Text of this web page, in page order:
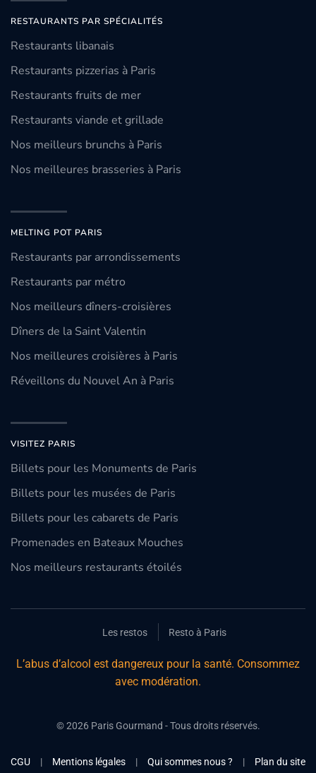
RESTAURANTS PAR SPÉCIALITÉS
Restaurants libanais
Restaurants pizzerias à Paris
Restaurants fruits de mer
Restaurants viande et grillade
Nos meilleurs brunchs à Paris
Nos meilleures brasseries à Paris
MELTING POT PARIS
Restaurants par arrondissements
Restaurants par métro
Nos meilleurs dîners-croisières
Dîners de la Saint Valentin
Nos meilleures croisières à Paris
Réveillons du Nouvel An à Paris
VISITEZ PARIS
Billets pour les Monuments de Paris
Billets pour les musées de Paris
Billets pour les cabarets de Paris
Promenades en Bateaux Mouches
Nos meilleurs restaurants étoilés
Les restos Resto à Paris
L’abus d’alcool est dangereux pour la santé. Consommez
avec modération.
©2026Paris Gourmand - Tous droits réservés.
CGU | Mentions légales | Qui sommes nous ? | Plan du site